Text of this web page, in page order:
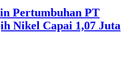
Pertumbuhan PT
Nikel Capai 1,07 Juta